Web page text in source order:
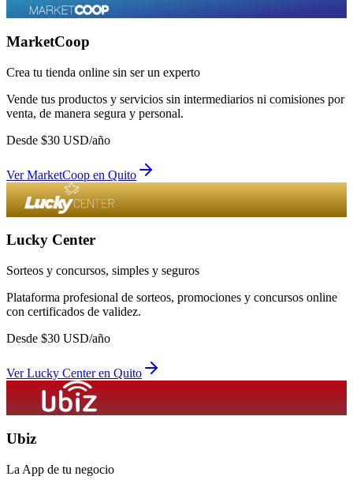
MarketCoop
Crea tu tienda online sin ser un experto
Vende tus productos y servicios sin intermediarios ni comisiones por
venta, de manera segura y personal.
Desde $30 USD/año
VerMarketCoop en Quito
Lucky Center
Sorteos y concursos, simples y seguros
Plataforma profesional de sorteos, promociones y concursos online
con certificados de validez.
Desde $30 USD/año
VerLucky Centeren Quito
Ubiz
La App de tu negocio